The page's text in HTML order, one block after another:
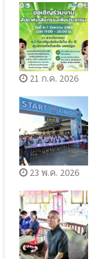
21 ก.ค. 2026
23 พ.ค. 2026